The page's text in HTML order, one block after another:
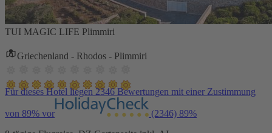
TUI MAGIC LIFE Plimmiri
Griechenland - Rhodos - Plimmiri
Für dieses Hotel liegen 2346 Bewertungen mit einer Zustimmung
von 89% vor (2346) 89%